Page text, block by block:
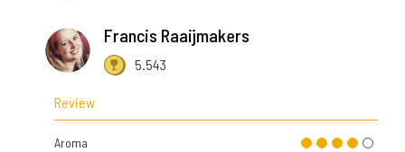
Francis Raaijmakers
5.543
Review
Aroma